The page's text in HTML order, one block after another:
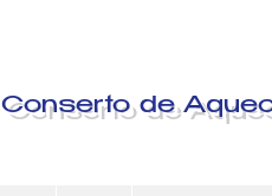
Conserto de